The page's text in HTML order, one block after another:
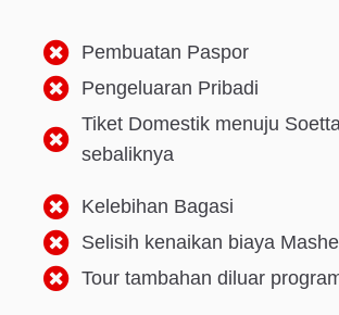
Pembuatan Paspor
Pengeluaran Pribadi
Tiket Domestik menuju
sebaliknya
Kelebihan Bagasi
Selisih kenaikan biaya
Tour tambahan diluar